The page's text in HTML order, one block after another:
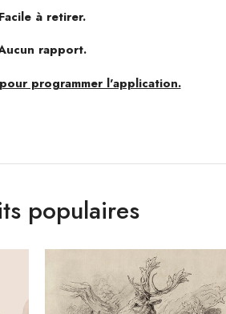
à retirer.
rapport.
programmer l'application.
populaires